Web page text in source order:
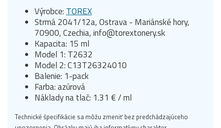
Výrobce: TOREX
Strmá 2041/12a, Ostrava - Mariánské hory,
70900, Czechia, info@torextonery.sk
Kapacita: 15 ml
Model 1: T2632
Model 2: C13T26324010
Balenie: 1-pack
Farba: azúrová
Náklady na tlač: 1.31 € / ml
Technické špecifikácie sa môžu zmeniť bez predchádzajúceho